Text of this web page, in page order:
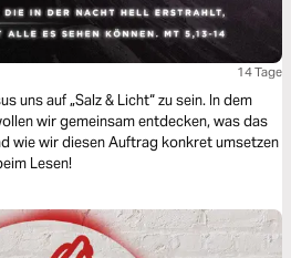
14 Tage
uns auf „Salz & Licht“ zu sein. In dem
wir gemeinsam entdecken, was das
wie wir diesen Auftrag konkret umsetzen
Lesen!